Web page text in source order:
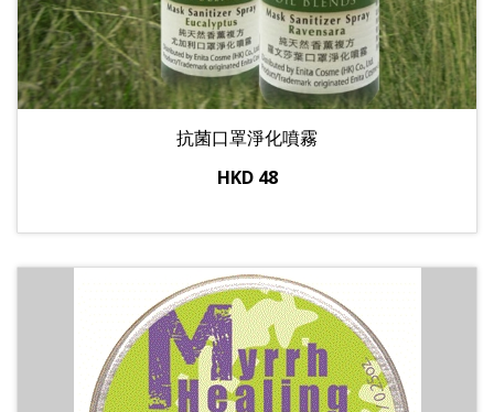
抗菌口罩淨化噴霧
HKD 48